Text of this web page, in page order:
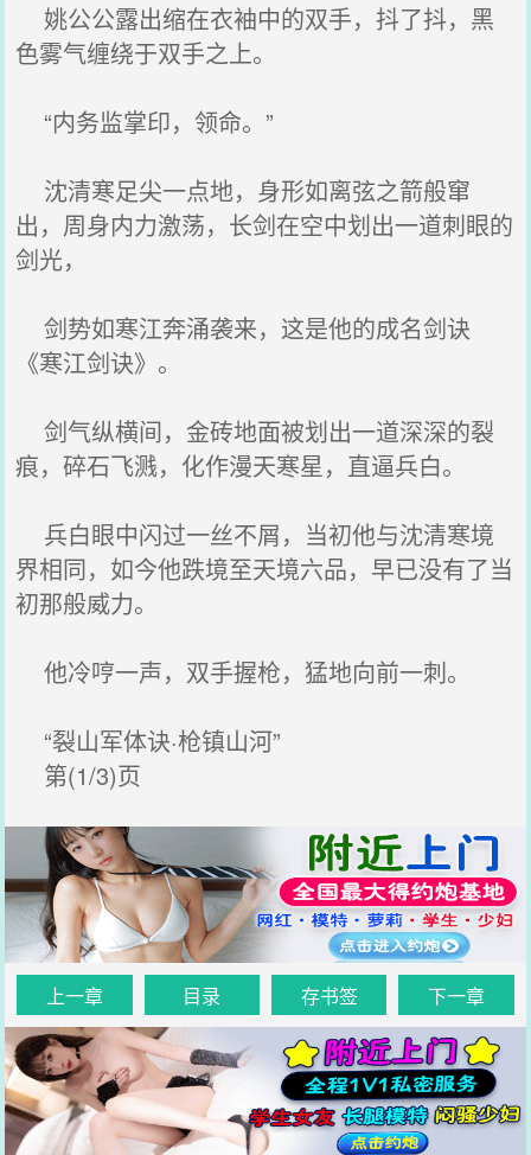
姚公公露出缩在衣袖中的双手，抖了抖，黑
色雾气缠绕于双手之上。
“内务监掌印，领命。”
沈清寒足尖一点地，身形如离弦之箭般窜
出，周身内力激荡，长剑在空中划出一道刺眼的
剑光，
剑势如寒江奔涌袭来，这是他的成名剑诀
《寒江剑诀》。
剑气纵横间，金砖地面被划出一道深深的裂
痕，碎石飞溅，化作漫天寒星，直逼兵白。
兵白眼中闪过一丝不屑，当初他与沈清寒境
界相同，如今他跌境至天境六品，早已没有了当
初那般威力。
他冷哼一声，双手握枪，猛地向前一刺。
“裂山军体诀·枪镇山河”
第(1/3)页
上一章 目录 存书签 下一章